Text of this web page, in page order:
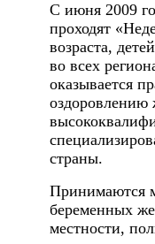
С июня 2009
проходят
возраста,
во всех
оказывается
страны.
Принимаются
беременных
местности,